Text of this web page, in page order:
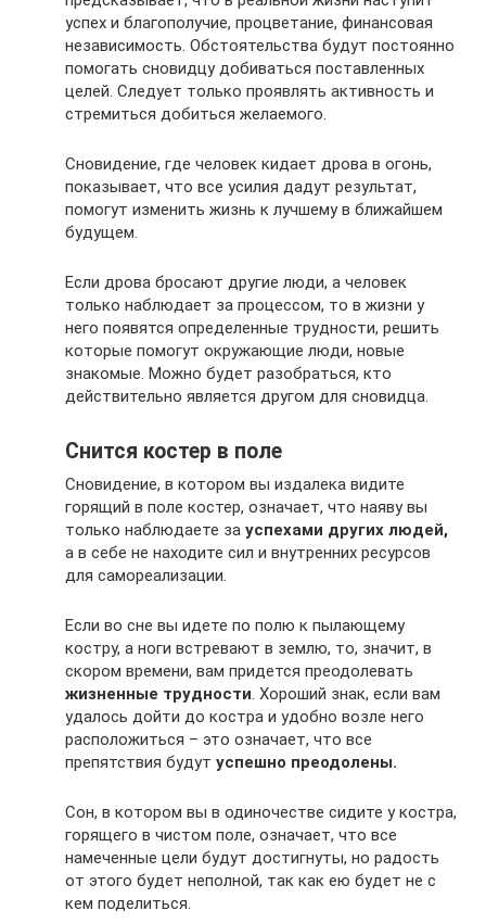
успех и благополучие, процветание, финансовая
независимость. Обстоятельства будут постоянно
помогать сновидцу добиваться поставленных
целей. Следует только проявлять активность и
стремиться добиться желаемого.
Сновидение, где человек кидает дрова в огонь,
показывает, что все усилия дадут результат,
помогут изменить жизнь к лучшему в ближайшем
будущем.
Если дрова бросают другие люди, а человек
только наблюдает за процессом, то в жизни у
него появятся определенные трудности, решить
которые помогут окружающие люди, новые
знакомые. Можно будет разобраться, кто
действительно является другом для сновидца.
Снится костер в поле
Сновидение, в котором вы издалека видите
горящий в поле костер, означает, что наяву вы
только наблюдаете за успехами других людей,
а в себе не находите сил и внутренних ресурсов
для самореализации.
Если во сне вы идете по полю к пылающему
костру, а ноги встревают в землю, то, значит, в
скором времени, вам придется преодолевать
жизненные трудности. Хороший знак, если вам
удалось дойти до костра и удобно возле него
расположиться – это означает, что все
препятствия будут успешно преодолены.
Сон, в котором вы в одиночестве сидите у костра,
горящего в чистом поле, означает, что все
намеченные цели будут достигнуты, но радость
от этого будет неполной, так как ею будет не с
кем поделиться.